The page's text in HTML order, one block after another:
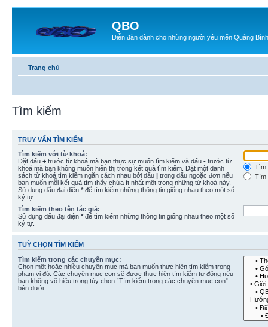
QBO
Diễn đàn dành cho những người yêu mến Quảng Bình
Trang chủ
Tìm kiếm
TRUY VẤN TÌM KIẾM
Tìm kiếm với từ khoá:
Đặt dấu + trước từ khoá mà bạn thực sự muốn tìm kiếm và dấu - trước từ
khoá mà bạn không muốn hiển thị trong kết quả tìm kiếm. Đặt một danh
sách từ khoá tìm kiếm ngăn cách nhau bởi dấu | trong dấu ngoặc đơn nếu
bạn muốn mỗi kết quả tìm thấy chứa ít nhất một trong những từ khoá này.
Sử dụng dấu đại diện * để tìm kiếm những thông tin giống nhau theo một số
ký tự.
Tìm
Tìm
Tìm kiếm theo tên tác giả:
Sử dụng dấu đại diện * để tìm kiếm những thông tin giống nhau theo một số
ký tự.
TUỲ CHỌN TÌM KIẾM
Tìm kiếm trong các chuyên mục:
Chọn một hoặc nhiều chuyên mục mà bạn muốn thực hiện tìm kiếm trong
phạm vi đó. Các chuyên mục con sẽ được thực hiện tìm kiếm tự động nếu
bạn không vô hiệu trong tùy chọn “Tìm kiếm trong các chuyên mục con”
bên dưới.